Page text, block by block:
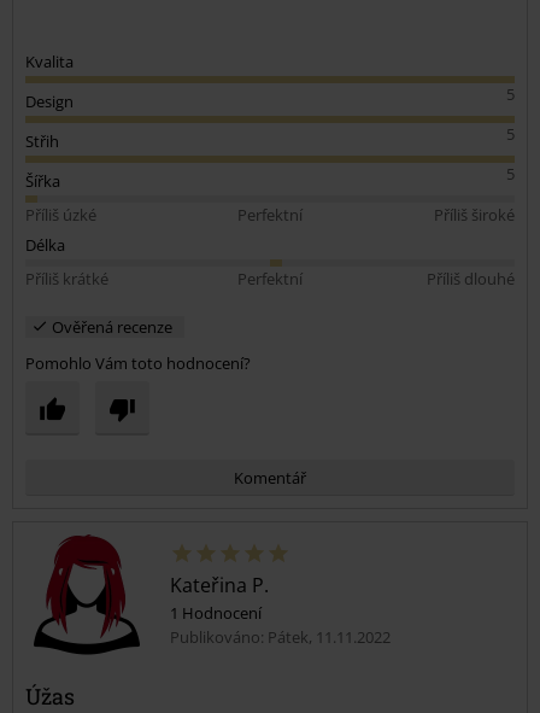
Kvalita
5
Design
5
Střih
5
Šířka
Příliš úzké
Perfektní
Příliš široké
Délka
Příliš krátké
Perfektní Příliš dlouhé
Ověřená recenze
Pomohlo Vám toto hodnocení?
Komentář
Kateřina P.
1 Hodnocení
Publikováno: Pátek, 11.11.2022
Úžas